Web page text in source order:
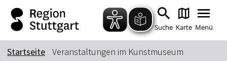
Zum Hauptinhalt springen
Zur Suche springen
Zur Hauptnavigation
Zum Footer springen
Suche Karte Menü
Startseite Veranstaltungen im Kunstmuseum